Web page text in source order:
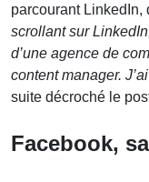
parcourant LinkedIn,
scrollant sur
d’une agence de
content manager.
suite décroché le
Facebook,